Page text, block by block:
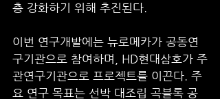
층 강화하기 위해 추진된다.
이번 연구개발에는 뉴로메카가 공동연
구기관으로 참여하며, HD현대삼호가 주
관연구기관으로 프로젝트를 이끈다. 주
요 연구 목표는 선박 대조립 곡블록 공